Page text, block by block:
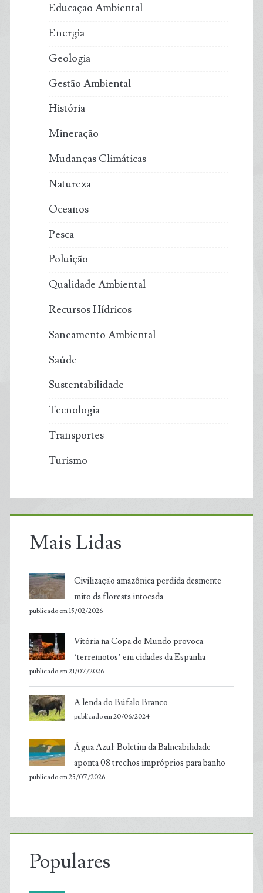
Educação Ambiental
Energia
Geologia
Gestão Ambiental
História
Mineração
Mudanças Climáticas
Natureza
Oceanos
Pesca
Poluição
Qualidade Ambiental
Recursos Hídricos
Saneamento Ambiental
Saúde
Sustentabilidade
Tecnologia
Transportes
Turismo
Mais Lidas
Civilização amazônica perdida desmente
mito da floresta intocada
publicado em 15/02/2026
Vitória na Copa do Mundo provoca
‘terremotos’ em cidades da Espanha
publicado em 21/07/2026
A lenda do Búfalo Branco
publicado em 20/06/2024
Água Azul: Boletim da Balneabilidade
aponta 08 trechos impróprios para banho
publicado em 25/07/2026
Populares